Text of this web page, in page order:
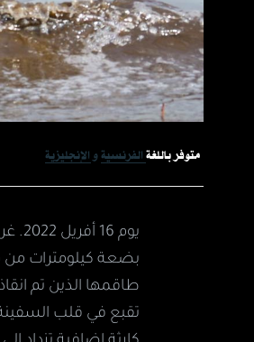
متوفر باللغةالفرنسية الإنجليزية
بضعة كيلومترات
تقبع في قلب